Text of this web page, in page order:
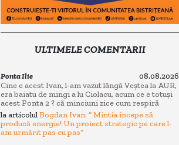
ULTIMELE COMENTARII
Ponta Ilie
08.08.2026
Cine e acest Ivan, l-am vazut lângă Veștea la AUR,
era baiatu de mingi a lu Ciolacu, acum ce e totuși
acest Ponta 2 ? că minciuni zice cum respiră
la articolulBogdan Ivan: “ Mintia începe să
producă energie! Un proiect strategic pe care l-
am urmărit pas cu pas”